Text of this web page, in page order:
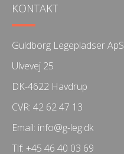
KONTAKT
Guldborg Legepladser ApS
Ulvevej 25
DK-4622 Havdrup
CVR: 42 62 47 13
Email: info@g-leg.dk
Tlf: +45 46 40 03 69